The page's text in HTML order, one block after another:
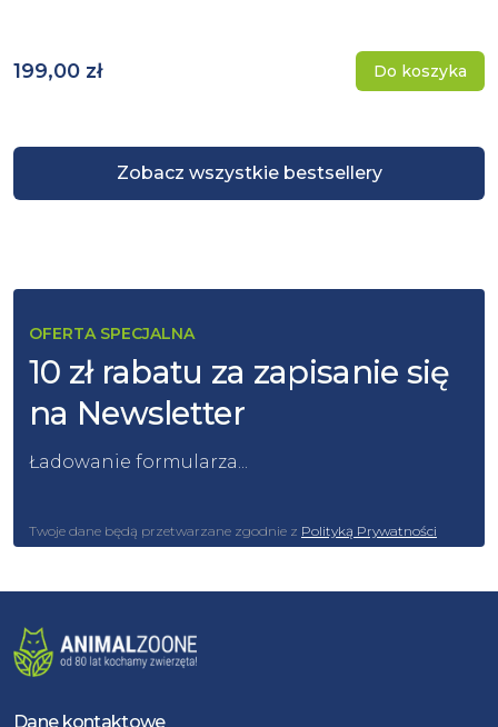
Zobacz wszystkie bestsellery
199,00 zł Do koszyka
OFERTA SPECJALNA
10 zł rabatu za zapisanie się
na Newsletter
Ładowanie formularza...
Twoje dane będą przetwarzane zgodnie z Polityką Prywatności
Dane kontaktowe